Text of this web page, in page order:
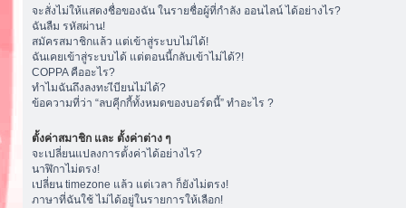
จะสั่งไม่ให้แสดงชื่อของฉัน ในรายชื่อผู้ที่กำลัง ออนไลน์ ได้อย่างไร?
ฉันลืม รหัสผ่าน!
สมัครสมาชิกแล้ว แต่เข้าสู่ระบบไม่ได้!
ฉันเคยเข้าสู่ระบบได้ แต่ตอนนี้กลับเข้าไม่ได้?!
COPPA คืออะไร?
ทำไมฉันถึงลงทะเีบียนไม่ได้?
ข้อความที่ว่า “ลบคุีกกี้ทั้งหมดของบอร์ดนี้” ทำอะไร ?
ตั้งค่าสมาชิก และ ตั้งค่าต่าง ๆ
จะเปลี่ยนแปลงการตั้งค่าได้อย่างไร?
นาฬิกาไม่ตรง!
เปลี่ยน timezone แล้ว แต่เวลา ก็ยังไม่ตรง!
ภาษาที่ฉันใช้ ไม่ได้อยู่ในรายการให้เลือก!